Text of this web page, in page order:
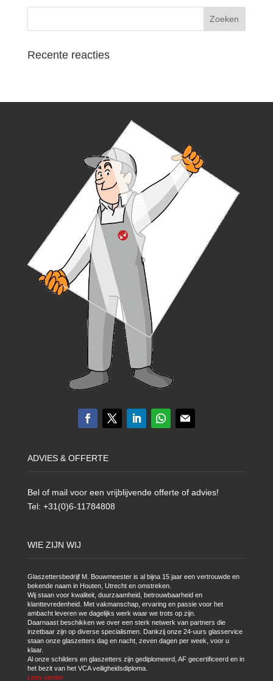
Recente reacties
ADVIES & OFFERTE
Bel of mail voor een vrijblijvende offerte of advies!
Tel: +31(0)6-11784808
WIE ZIJN WIJ
Glaszettersbedrijf M. Bouwmeester is al bijna 15 jaar een vertrouwde en
bekende naam in Houten, Utrecht en omstreken.
Wij staan voor kwaliteit, duurzaamheid, betrouwbaarheid en
klanttevredenheid. Met vakmanschap, ervaring en passie voor het
ambacht leveren we dagelijks werk waar we trots op zijn.
Daarnaast beschikken we over een sterk netwerk van partners die
inzetbaar zijn op diverse specialismen. Dankzij onze 24-uurs glasservice
staan onze glaszetters dag en nacht, zeven dagen per week, voor u
klaar.
Al onze schilders en glaszetters zijn gediplomeerd, AF gecertificeerd en in
het bezit van het VCA veiligheidsdiploma.
Lees verder